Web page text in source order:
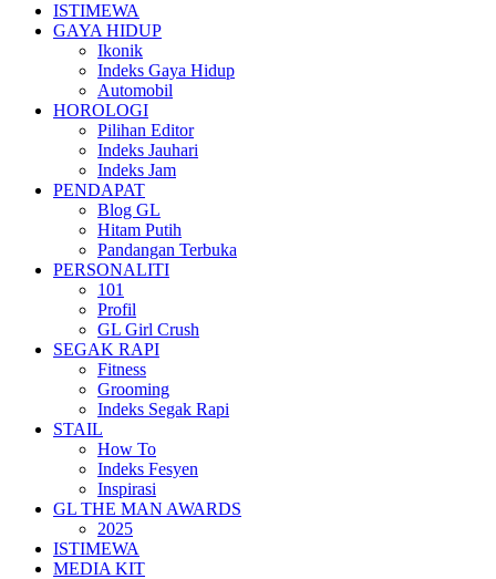
ISTIMEWA
GAYA HIDUP
Ikonik
Indeks Gaya Hidup
Automobil
HOROLOGI
Pilihan Editor
Indeks Jauhari
Indeks Jam
PENDAPAT
Blog GL
Hitam Putih
Pandangan Terbuka
PERSONALITI
101
Profil
GL Girl Crush
SEGAK RAPI
Fitness
Grooming
Indeks Segak Rapi
STAIL
How To
Indeks Fesyen
Inspirasi
GL THE MAN AWARDS
2025
ISTIMEWA
MEDIA KIT